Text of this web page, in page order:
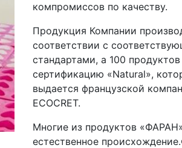
компромиссов по качеству.
Продукция Компании
соответствии с
стандартами, а 100
сертификацию «Natural»,
выдается французской
ECOCRET.
Многие из продуктов
естественное